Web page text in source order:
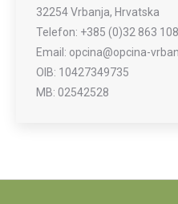
32254 Vrbanja, Hrvatska
Telefon: +385 (0)32 863 108
Email: opcina@opcina-
OIB: 10427349735
MB: 02542528